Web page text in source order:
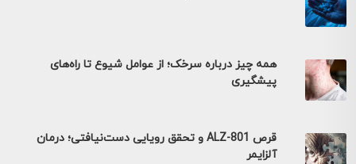
همه چیز درباره سرخک؛ از عوامل شیوع تا راه‌های
پیشگیری
قرص ALZ-801 و تحقق رویایی دست‌نیافتی؛ درمان
آلزایمر